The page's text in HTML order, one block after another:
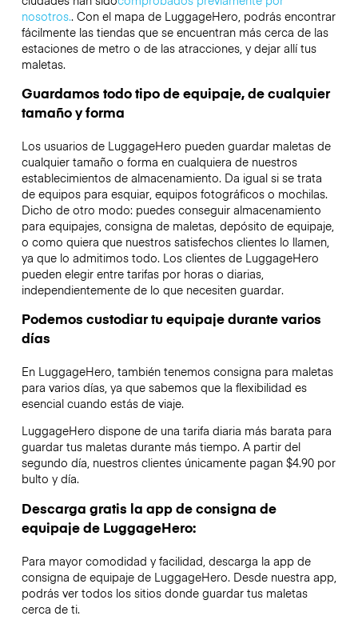
nosotros.. Con el mapa de LuggageHero, podrás encontrar
fácilmente las tiendas que se encuentran más cerca de las
estaciones de metro o de las atracciones, y dejar allí tus
maletas.
Guardamos todo tipo de equipaje, de cualquier
tamaño y forma
Los usuarios de LuggageHero pueden guardar maletas de
cualquier tamaño o forma en cualquiera de nuestros
establecimientos de almacenamiento. Da igual si se trata
de equipos para esquiar, equipos fotográficos o mochilas.
Dicho de otro modo: puedes conseguir almacenamiento
para equipajes, consigna de maletas, depósito de equipaje,
o como quiera que nuestros satisfechos clientes lo llamen,
ya que lo admitimos todo. Los clientes de LuggageHero
pueden elegir entre tarifas por horas o diarias,
independientemente de lo que necesiten guardar.
Podemos custodiar tu equipaje durante varios
días
En LuggageHero, también tenemos consigna para maletas
para varios días, ya que sabemos que la flexibilidad es
esencial cuando estás de viaje.
LuggageHero dispone de una tarifa diaria más barata para
guardar tus maletas durante más tiempo. A partir del
segundo día, nuestros clientes únicamente pagan $4.90 por
bulto y día.
Descarga gratis la app de consigna de
equipaje de LuggageHero:
Para mayor comodidad y facilidad, descarga la app de
consigna de equipaje de LuggageHero. Desde nuestra app,
podrás ver todos los sitios donde guardar tus maletas
cerca de ti.